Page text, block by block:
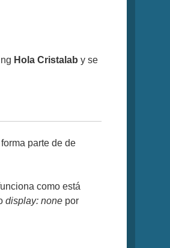
Hola Cristalab y se
parte de de
como está
display: none por